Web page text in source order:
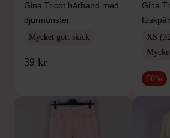
Gina Tricot hårband med
djurmönster
Mycket gott skick
39 kr
Gina
XS
50%